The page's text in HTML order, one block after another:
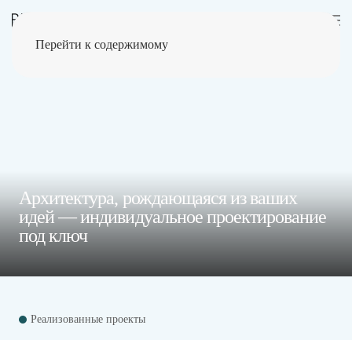
Перейти к содержимому
Архитектура, рождающаяся из ваших
идей — индивидуальное проектирование
под ключ
Реализованные проекты